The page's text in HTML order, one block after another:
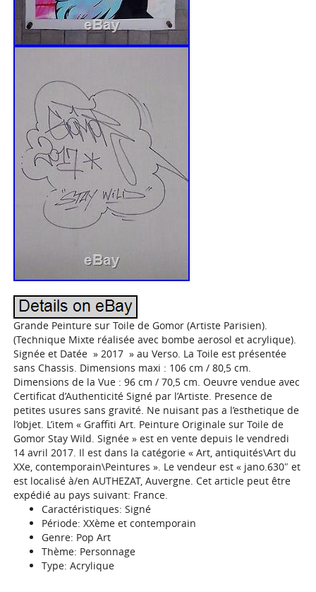
Grande Peinture sur Toile de Gomor (Artiste Parisien).
(Technique Mixte réalisée avec bombe aerosol et acrylique).
Signée et Datée » 2017 » au Verso. La Toile est présentée
sans Chassis. Dimensions maxi : 106 cm / 80,5 cm.
Dimensions de la Vue : 96 cm / 70,5 cm. Oeuvre vendue avec
Certificat d’Authenticité Signé par l’Artiste. Presence de
petites usures sans gravité. Ne nuisant pas a l’esthetique de
l’objet. L’item « Graffiti Art. Peinture Originale sur Toile de
Gomor Stay Wild. Signée » est en vente depuis le vendredi
14 avril 2017. Il est dans la catégorie « Art, antiquités\Art du
XXe, contemporain\Peintures ». Le vendeur est « jano.630″ et
est localisé à/en AUTHEZAT, Auvergne. Cet article peut être
expédié au pays suivant: France.
Caractéristiques: Signé
Période: XXème et contemporain
Genre: Pop Art
Thème: Personnage
Type: Acrylique